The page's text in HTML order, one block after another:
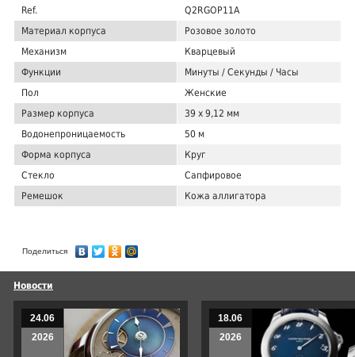
Ref.
Q2RGOP11A
Материал корпуса
Розовое золото
Механизм
Кварцевый
Функции
Минуты / Секунды / Часы
Пол
Женские
Размер корпуса
39 x 9,12 мм
Водонепроницаемость
50 м
Форма корпуса
Круг
Стекло
Сапфировое
Ремешок
Кожа аллигатора
Поделиться
Новости
24.06
2026
18.06
2026